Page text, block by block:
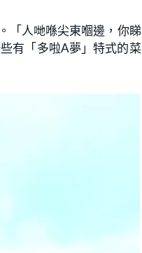
「人哋喺尖東嗰邊，你睇
有「多啦A夢」特式的菜